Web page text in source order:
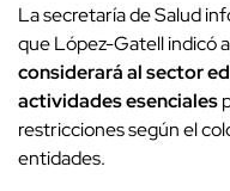
La secretaría de Salud
que López-Gatell indicó
considerará al sector
actividades esenciales
restricciones según el
entidades.